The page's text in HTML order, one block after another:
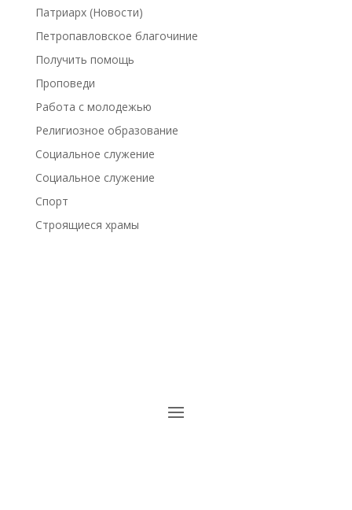
Патриарх (Новости)
Петропавловское благочиние
Получить помощь
Проповеди
Работа с молодежью
Религиозное образование
Социальное служение
Социальное служение
Спорт
Строящиеся храмы